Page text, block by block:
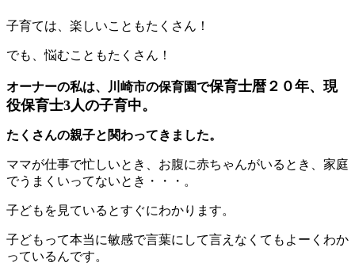
子育ては、楽しいこともたくさん！
でも、悩むこともたくさん！
オーナーの私は、川崎市の保育園で保育士暦２０年、現
役保育士3人の子育中。
たくさんの親子と関わってきました。
ママが仕事で忙しいとき、お腹に赤ちゃんがいるとき、家庭
でうまくいってないとき・・・。
子どもを見ているとすぐにわかります。
子どもって本当に敏感で言葉にして言えなくてもよーくわか
っているんです。